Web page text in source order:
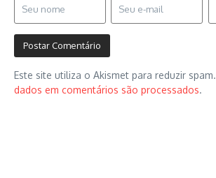
Este site utiliza o Akismet para reduzir spam.
dados em comentários são processados.